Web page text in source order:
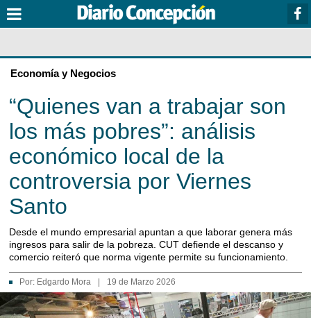
Economía y Negocios
“Quienes van a trabajar son
los más pobres”: análisis
económico local de la
controversia por Viernes
Santo
Desde el mundo empresarial apuntan a que laborar genera más
ingresos para salir de la pobreza. CUT defiende el descanso y
comercio reiteró que norma vigente permite su funcionamiento.
Por: Edgardo Mora 19 de Marzo 2026